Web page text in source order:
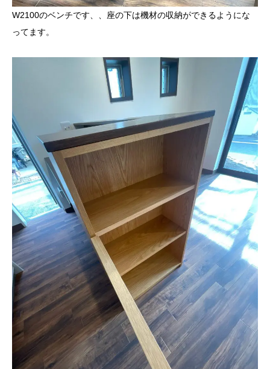
W2100のベンチです、、座の下は機材の収納ができるようにな
ってます。